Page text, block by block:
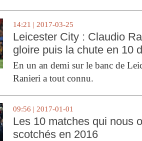
14:21 | 2017-03-25
Leicester City : Claudio
gloire puis la chute en 10
En un an demi sur le banc de
Ranieri a tout connu.
09:56 | 2017-01-01
Les 10 matches qui nous
scotchés en 2016